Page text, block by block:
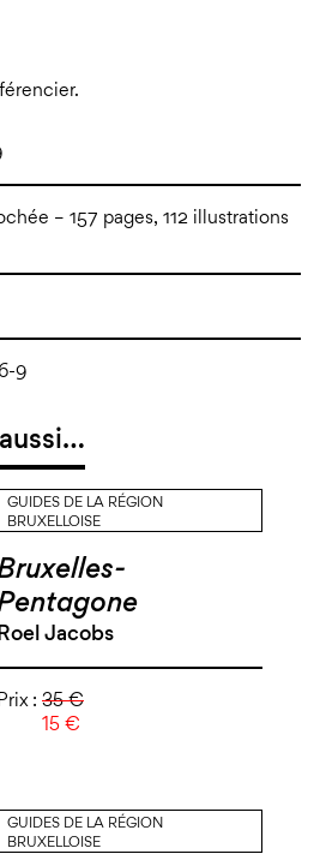
– 157 pages, 112 illustrations
9
GUIDES DE LA RÉGION
BRUXELLOISE
Jacobs
Prix : 35 €
15 €
GUIDES DE LA RÉGION
BRUXELLOISE